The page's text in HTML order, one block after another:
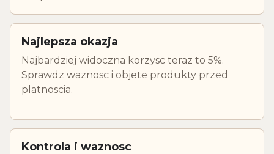
Najlepsza okazja
Najbardziej widoczna korzysc teraz to 5%.
Sprawdz waznosc i objete produkty przed
platnoscia.
Kontrola i waznosc